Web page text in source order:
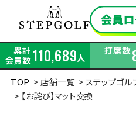
累計
会員数110,689人
打席数
TOP
店舗一覧 ステップゴ
【お詫び】マット交換